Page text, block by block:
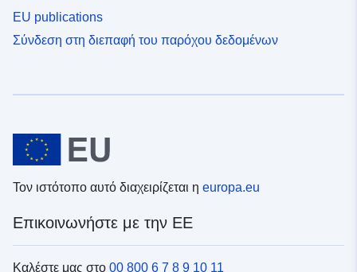
EU publications
Σύνδεση στη διεπαφή του παρόχου δεδομένων
Τον ιστότοπο αυτό διαχειρίζεται η europa.eu
Επικοινωνήστε με την ΕΕ
Καλέστε μας στο 00 800 6 7 8 9 10 11